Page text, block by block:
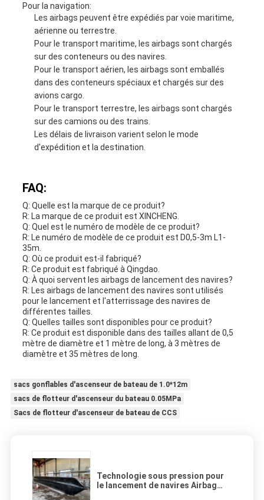
Pour la navigation:
Les airbags peuvent être expédiés par voie maritime,
aérienne ou terrestre.
Pour le transport maritime, les airbags sont chargés
sur des conteneurs ou des navires.
Pour le transport aérien, les airbags sont emballés
dans des conteneurs spéciaux et chargés sur des
avions cargo.
Pour le transport terrestre, les airbags sont chargés
sur des camions ou des trains.
Les délais de livraison varient selon le mode
d'expédition et la destination.
FAQ:
Q: Quelle est la marque de ce produit?
R: La marque de ce produit est XINCHENG.
Q: Quel est le numéro de modèle de ce produit?
R: Le numéro de modèle de ce produit est D0,5-3m L1-
35m.
Q: Où ce produit est-il fabriqué?
R: Ce produit est fabriqué à Qingdao.
Q: À quoi servent les airbags de lancement des navires?
R: Les airbags de lancement des navires sont utilisés
pour le lancement et l'atterrissage des navires de
différentes tailles.
Q: Quelles tailles sont disponibles pour ce produit?
R: Ce produit est disponible dans des tailles allant de 0,5
mètre de diamètre et 1 mètre de long, à 3 mètres de
diamètre et 35 mètres de long.
sacs gonflables d'ascenseur de bateau de 1.0*12m
sacs de flotteur d'ascenseur du bateau 0.05MPa
Sacs de flotteur d'ascenseur de bateau de CCS
Technologie sous pression pour
le lancement de navires Airbag